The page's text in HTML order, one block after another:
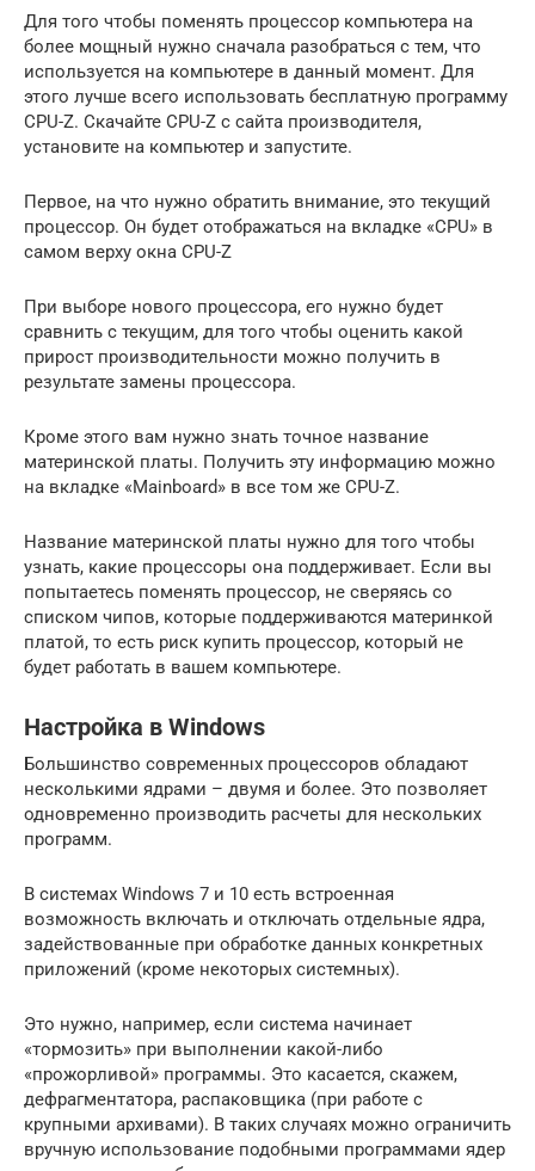
Для того чтобы поменять процессор компьютера на
более мощный нужно сначала разобраться с тем, что
используется на компьютере в данный момент. Для
этого лучше всего использовать бесплатную программу
CPU-Z. Скачайте CPU-Z с сайта производителя,
установите на компьютер и запустите.
Первое, на что нужно обратить внимание, это текущий
процессор. Он будет отображаться на вкладке «CPU» в
самом верху окна CPU-Z
При выборе нового процессора, его нужно будет
сравнить с текущим, для того чтобы оценить какой
прирост производительности можно получить в
результате замены процессора.
Кроме этого вам нужно знать точное название
материнской платы. Получить эту информацию можно
на вкладке «Mainboard» в все том же CPU-Z.
Название материнской платы нужно для того чтобы
узнать, какие процессоры она поддерживает. Если вы
попытаетесь поменять процессор, не сверяясь со
списком чипов, которые поддерживаются материнкой
платой, то есть риск купить процессор, который не
будет работать в вашем компьютере.
Настройка в Windows
Большинство современных процессоров обладают
несколькими ядрами – двумя и более. Это позволяет
одновременно производить расчеты для нескольких
программ.
В системах Windows 7 и 10 есть встроенная
возможность включать и отключать отдельные ядра,
задействованные при обработке данных конкретных
приложений (кроме некоторых системных).
Это нужно, например, если система начинает
«тормозить» при выполнении какой-либо
«прожорливой» программы. Это касается, скажем,
дефрагментатора, распаковщика (при работе с
крупными архивами). В таких случаях можно ограничить
вручную использование подобными программами ядер